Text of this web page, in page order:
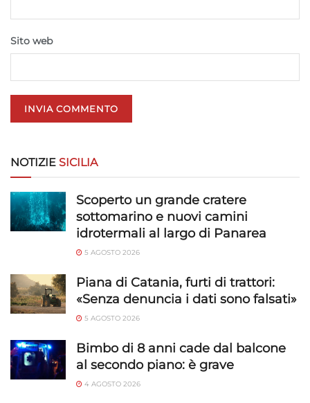
Utilizzare dati di geolocalizzazione precisi,
richieste attivamente.
Salvare e comunicare le scelte sulla
privacy.
Sito web
NOTIZIE SICILIA
Scoperto un grande cratere
sottomarino e nuovi camini
idrotermali al largo di Panarea
5 AGOSTO 2026
Piana di Catania, furti di trattori:
«Senza denuncia i dati sono falsati»
5 AGOSTO 2026
Bimbo di 8 anni cade dal balcone
al secondo piano: è grave
4 AGOSTO 2026